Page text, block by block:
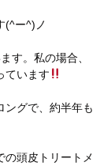
(^ー^)ノ
す。私の場合、
ています
ングで、約半年も
の頭皮トリートメ